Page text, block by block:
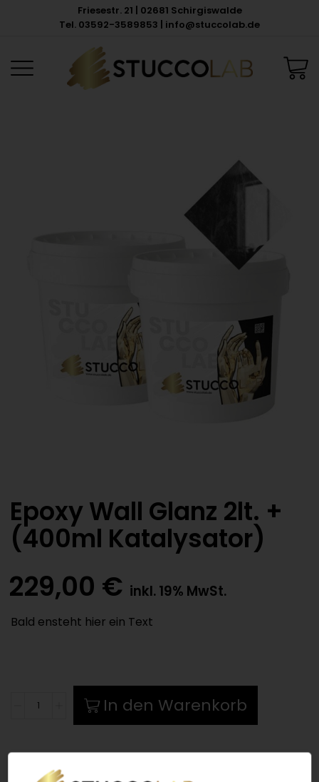
Friesestr. 21 | 02681 Schirgiswalde
Tel. 03592-3589853 | info@stuccolab.de
Epoxy Wall Glanz 2lt. +
(400ml Katalysator)
229,00 € inkl. 19% MwSt.
Bald ensteht hier ein Text
Epoxy
In den Warenkorb